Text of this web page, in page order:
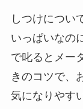
しつけについ
いっぱいなの
で叱るとメー
きのコツで、
気になりやす